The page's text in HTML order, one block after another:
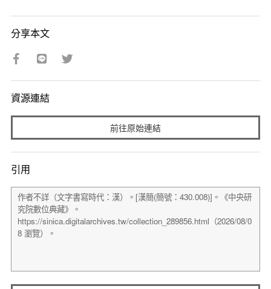
分享本文
資源連結
前往原始連結
引用